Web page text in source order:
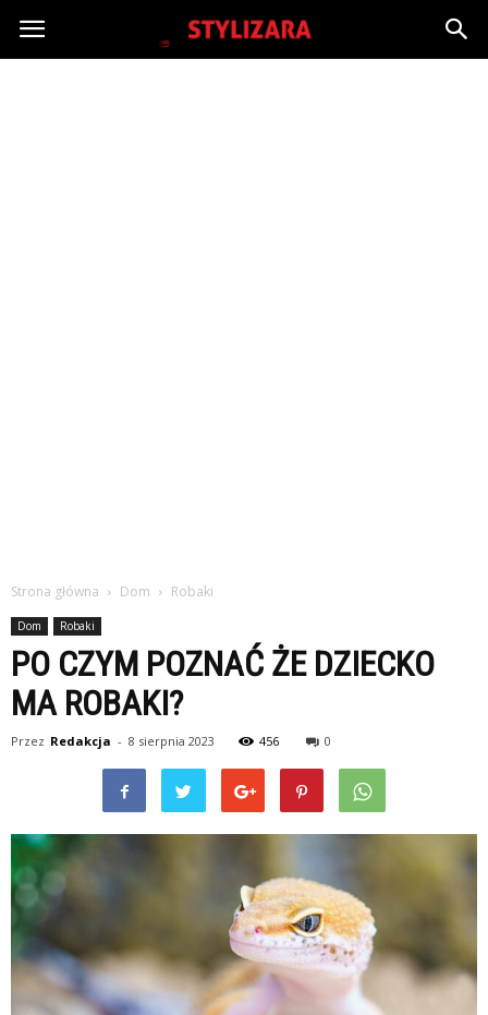
Stylizara.pl
Strona główna Dom Robaki
Dom Robaki
PO CZYM POZNAĆ ŻE DZIECKO
MA ROBAKI?
Przez Redakcja - 8 sierpnia 2023 456 0